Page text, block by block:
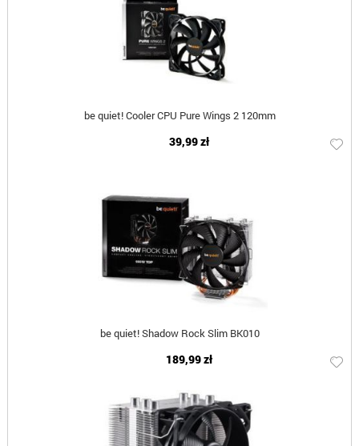
be quiet! Cooler CPU Pure Wings 2 120mm
39,99 zł
be quiet! Shadow Rock Slim BK010
189,99 zł